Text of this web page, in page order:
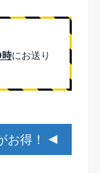
時にお送り
お得！ ◀